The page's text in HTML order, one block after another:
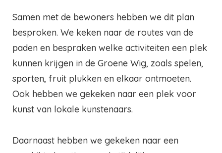
Samen met de bewoners hebben we dit plan
besproken. We keken naar de routes van de
paden en bespraken welke activiteiten een plek
kunnen krijgen in de Groene Wig, zoals spelen,
sporten, fruit plukken en elkaar ontmoeten.
Ook hebben we gekeken naar een plek voor
kunst van lokale kunstenaars.
Daarnaast hebben we gekeken naar een